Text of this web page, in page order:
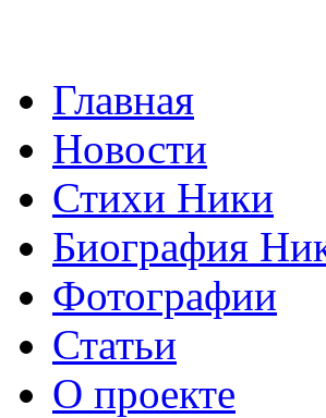
Главная
Новости
Стихи Ники
Биография
Фотографии
Статьи
О проекте